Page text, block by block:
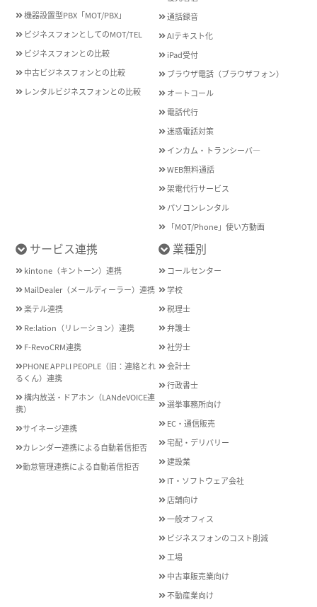
機器設置型PBX「MOT/PBX」
ビジネスフォンとしてのMOT/TEL
ビジネスフォンとの比較
中古ビジネスフォンとの比較
レンタルビジネスフォンとの比較
通話録音
AIテキスト化
iPad受付
ブラウザ電話（ブラウザフォン）
オートコール
電話代行
迷惑電話対策
インカム・トランシーバ―
WEB無料通話
架電代行サービス
パソコンレンタル
「MOT/Phone」使い方動画
サービス連携
kintone（キントーン）連携
MailDealer（メールディーラー）連携
楽テル連携
Re:lation（リレーション）連携
F-RevoCRM連携
PHONE APPLI PEOPLE（旧：連絡とれ
るくん）連携
構内放送・ドアホン（LANdeVOICE連
携）
サイネージ連携
カレンダー連携による自動着信拒否
勤怠管理連携による自動着信拒否
業種別
コールセンター
学校
税理士
弁護士
社労士
会計士
行政書士
選挙事務所向け
EC・通信販売
宅配・デリバリー
建設業
IT・ソフトウェア会社
店舗向け
一般オフィス
ビジネスフォンのコスト削減
工場
中古車販売業向け
不動産業向け